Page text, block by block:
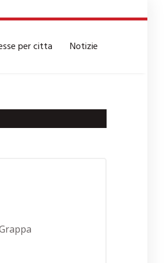
per citta Notizie